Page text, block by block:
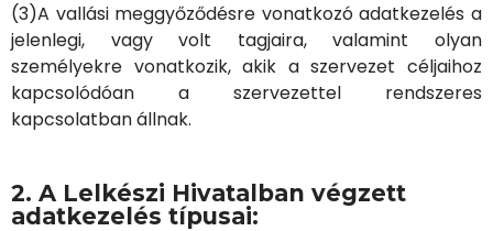
(3)A vallási meggyőződésre vonatkozó adatkezelés a
jelenlegi, vagy volt tagjaira, valamint olyan
személyekre vonatkozik, akik a szervezet céljaihoz
kapcsolódóan a szervezettel rendszeres
kapcsolatban állnak.
2. A Lelkészi Hivatalban végzett
adatkezelés típusai: